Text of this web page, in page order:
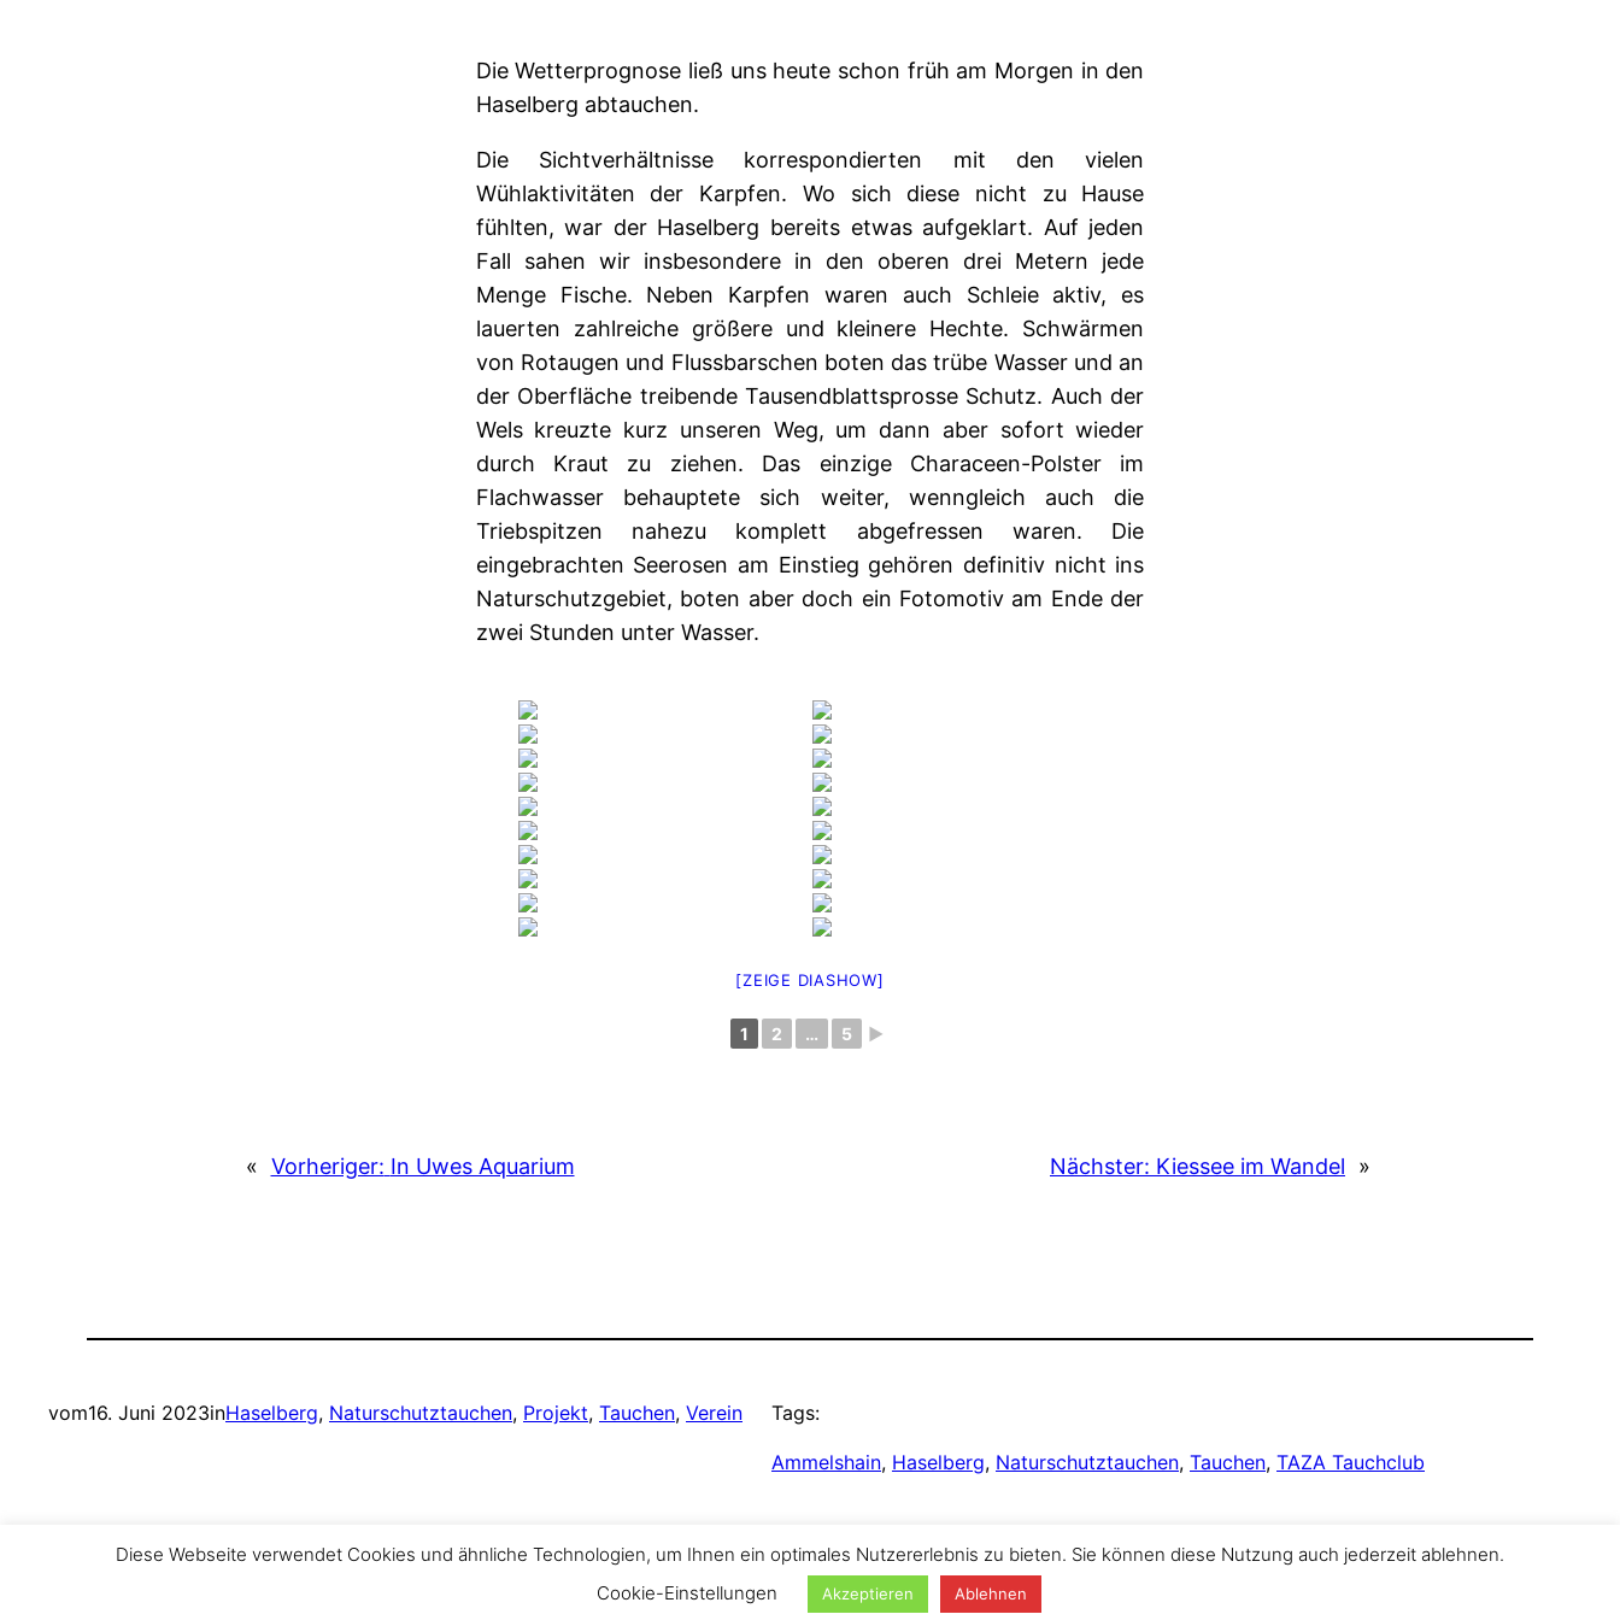
Die Wetterprognose ließ uns heute schon früh am Morgen in den
Haselberg abtauchen.
Die Sichtverhältnisse korrespondierten mit den vielen
Wühlaktivitäten der Karpfen. Wo sich diese nicht zu Hause
fühlten, war der Haselberg bereits etwas aufgeklart. Auf jeden
Fall sahen wir insbesondere in den oberen drei Metern jede
Menge Fische. Neben Karpfen waren auch Schleie aktiv, es
lauerten zahlreiche größere und kleinere Hechte. Schwärmen
von Rotaugen und Flussbarschen boten das trübe Wasser und an
der Oberfläche treibende Tausendblattsprosse Schutz. Auch der
Wels kreuzte kurz unseren Weg, um dann aber sofort wieder
durch Kraut zu ziehen. Das einzige Characeen-Polster im
Flachwasser behauptete sich weiter, wenngleich auch die
Triebspitzen nahezu komplett abgefressen waren. Die
eingebrachten Seerosen am Einstieg gehören definitiv nicht ins
Naturschutzgebiet, boten aber doch ein Fotomotiv am Ende der
zwei Stunden unter Wasser.
[ZEIGE DIASHOW]
1 2 … 5 ►
« Vorheriger: In Uwes Aquarium Nächster: Kiessee im Wandel »
vom16. Juni 2023inHaselberg, Naturschutztauchen, Projekt, Tauchen, Verein Tags:
Ammelshain, Haselberg, Naturschutztauchen, Tauchen, TAZA Tauchclub
ImpressumDatenschutzKontaktSuchen
Diese Webseite verwendet Cookies und ähnliche Technologien, um Ihnen ein optimales Nutzererlebnis zu bieten. Sie können diese Nutzung auch jederzeit ablehnen.
Cookie-Einstellungen
Akzeptieren Ablehnen